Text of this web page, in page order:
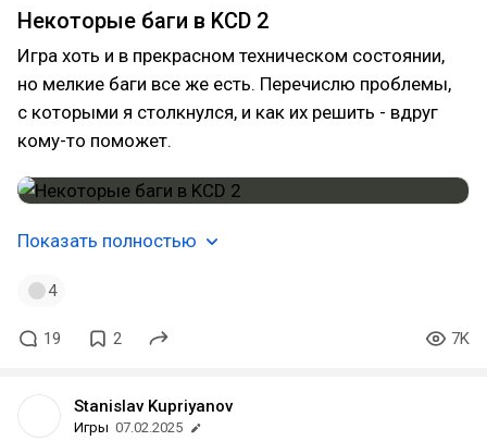
Некоторые баги в KCD 2
Игра хоть и в прекрасном техническом состоянии,
но мелкие баги все же есть. Перечислю проблемы,
с которыми я столкнулся, и как их решить - вдруг
кому-то поможет.
Показать полностью
4
19 2 7K
Stanislav Kupriyanov
Игры 07.02.2025